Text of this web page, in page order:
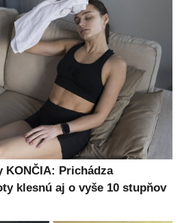
KONČIA: Prichádza
klesnú aj o vyše 10 stupňov